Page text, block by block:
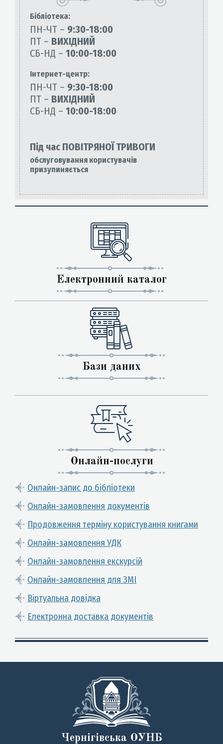
Бiблiотека:
ПН-ЧТ – 9:30-18:00
ПТ – ВИХІДНИЙ
СБ-НД – 10:00-18:00
Інтернет-центр:
ПН-ЧТ – 9:30-18:00
ПТ – ВИХІДНИЙ
СБ-НД – 10:00-18:00
Під час ПОВІТРЯНОЇ ТРИВОГИ
обслуговування користувачів
призупиняється
Електронний каталог
Бази даних
Онлайн-послуги
Онлайн-запис до бібліотеки
Онлайн-замовлення документів
Продовження терміну користування книгами
Онлайн-замовлення УДК
Онлайн-замовлення екскурсій
Онлайн-замовлення для ЗМІ
Віртуальна довідка
Електронна доставка документів
Чернігівська ОУНБ